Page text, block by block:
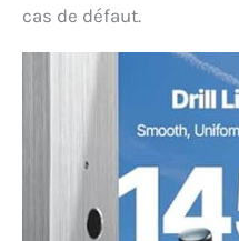
cas de défaut.